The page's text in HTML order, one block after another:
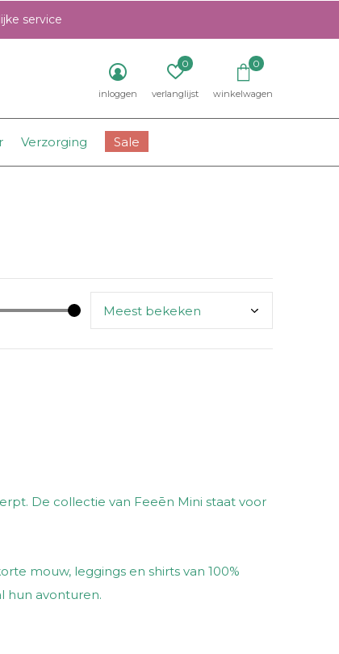
Verzorging Sale
inloggen verlanglijst
0
winkelwagen
0
service
De collectie van Feeēn Mini staat voor
mouw, leggings en shirts van 100%
hun avonturen.